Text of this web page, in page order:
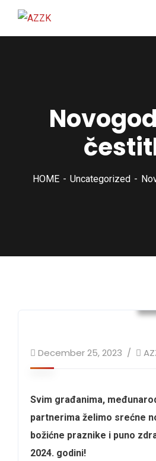
content
HOME Uncategorized
December 25, 2023
Svim građanima,
partnerima želimo srećne
božićne praznike i puno
2024. godini!